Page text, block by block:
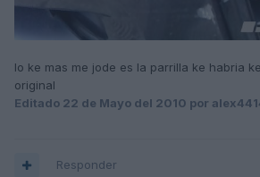
lo ke mas me jode es la parrilla ke habria
original
Editado 22 de Mayo del 2010 por
Responder